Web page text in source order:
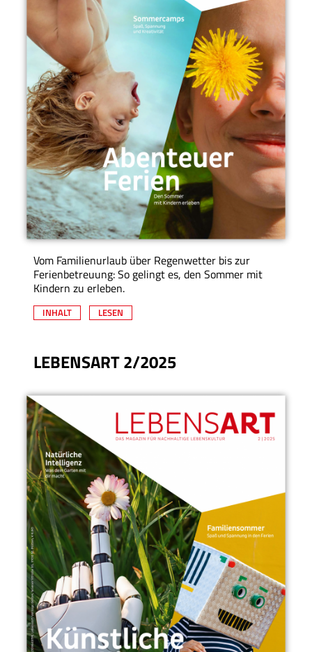
Vom Familienurlaub über Regenwetter bis zur
Ferienbetreuung: So gelingt es, den Sommer mit
Kindern zu erleben.
INHALT LESEN
LEBENSART 2/2025